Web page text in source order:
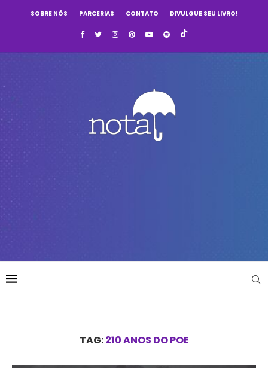
SOBRE NÓS PARCERIAS CONTATO DIVULGUE SEU LIVRO!
TAG:210 ANOS DO POE